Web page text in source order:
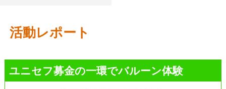
活動レポート
ユニセフ募金の一環でバルーン体験